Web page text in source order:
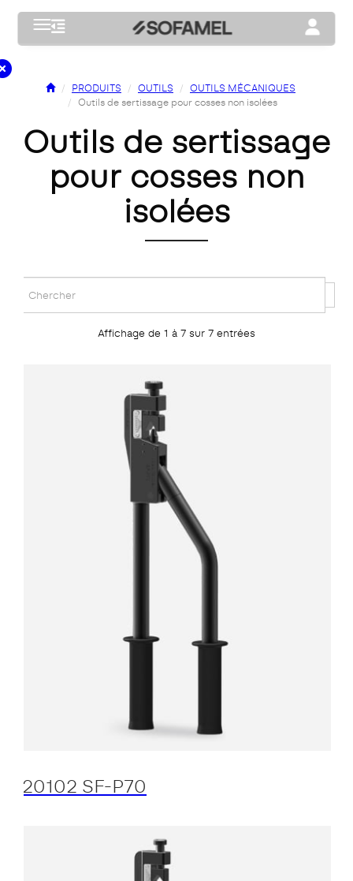
Toggle navigation Toggle
PRODUITS OUTILS
OUTILS MÉCANIQUES
Outils de sertissage pour cosses non isolées
outils de sertissage
pour cosses non
isolées
Affichage de 1 à 7 sur 7 entrées
20102 SF-P70